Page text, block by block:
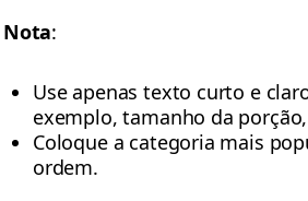
Nota:
Use apenas texto curto e
exemplo, tamanho da
Coloque a categoria mais
ordem.